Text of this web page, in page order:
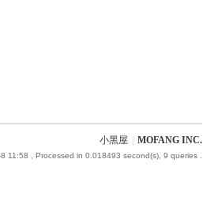
小黑屋 MOFANG INC.
11:58 , Processed in 0.018493 second(s), 9 queries .